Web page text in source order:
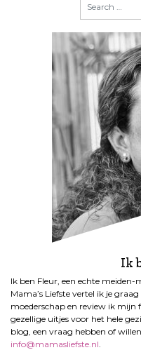
Ik
Ik ben Fleur, een echte meiden-
Mama’s Liefste vertel ik je
moederschap en review ik mijn
gezellige uitjes voor het hele
blog, een vraag hebben of
info@mamasliefste.nl